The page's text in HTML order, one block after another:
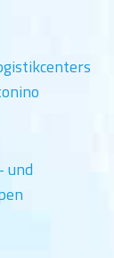
und